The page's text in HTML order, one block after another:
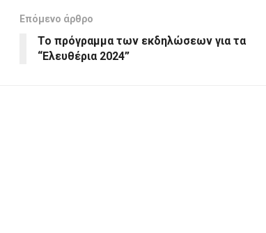
Επόμενο άρθρο
Το πρόγραμμα των εκδηλώσεων για τα
“Ελευθέρια 2024”